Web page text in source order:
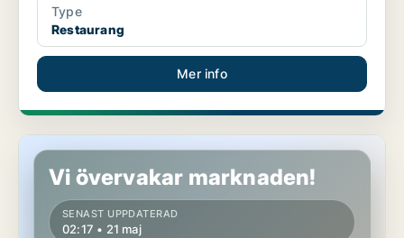
Type
Restaurang
Mer info
Restaurang i Stockholm
Vi övervakar marknaden!
SENAST UPPDATERAD
02:17 • 21 maj